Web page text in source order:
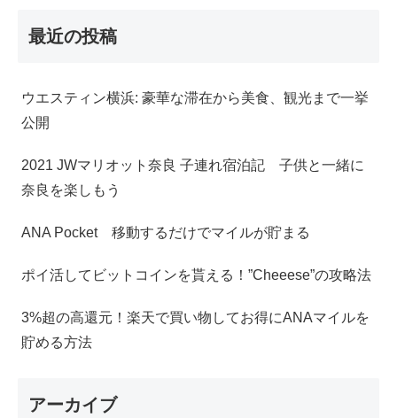
最近の投稿
ウエスティン横浜: 豪華な滞在から美食、観光まで一挙
公開
2021 JWマリオット奈良 子連れ宿泊記 子供と一緒に
奈良を楽しもう
ANA Pocket 移動するだけでマイルが貯まる
ポイ活してビットコインを貰える！”Cheeese”の攻略法
3%超の高還元！楽天で買い物してお得にANAマイルを
貯める方法
アーカイブ